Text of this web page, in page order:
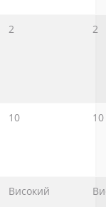
2 2
10 10
Високий